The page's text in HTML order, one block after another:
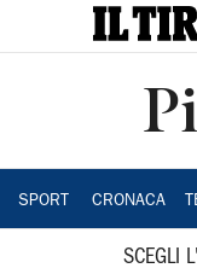
SPORT CRONACA
SCEGLI